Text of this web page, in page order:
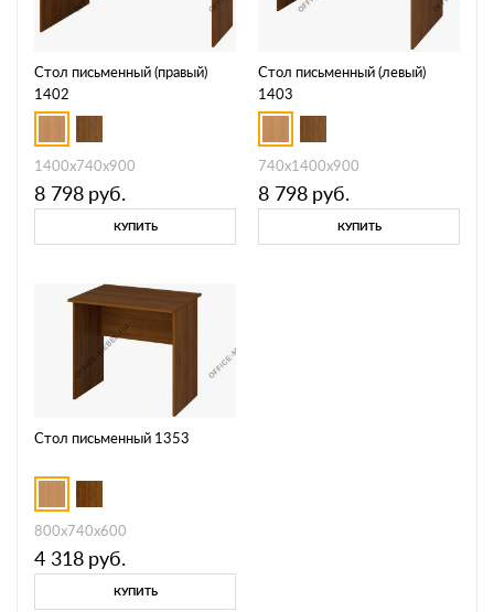
Стол письменный (правый)
1402
1400х740х900
8 798 руб.
КУПИТЬ
Стол письменный (левый)
1403
740х1400х900
8 798 руб.
КУПИТЬ
Стол письменный 1353
800х740х600
4 318 руб.
КУПИТЬ